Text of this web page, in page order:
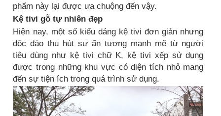
phẩm này lại được ưa chuộng đến vậy.
Kệ tivi gỗ tự nhiên đẹp
Hiện nay, một số kiểu dáng kệ tivi đơn giản nhưng
độc đáo thu hút sự ấn tượng mạnh mẽ từ người
tiêu dùng như kệ tivi chữ K, kệ tivi xếp sử dụng
được trong những khu vực có diện tích nhỏ mang
đến sự tiện ích trong quá trình sử dụng.